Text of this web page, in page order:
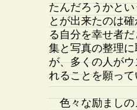
たんだろうかと
とが出来たのは
る自分を幸せ者
集と写真の整理
が、多くの人が
れることを願っ
色々な励ましの